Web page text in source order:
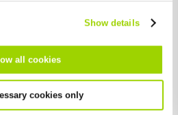
Show details
all cookies
cookies only
v betónovom lôžku